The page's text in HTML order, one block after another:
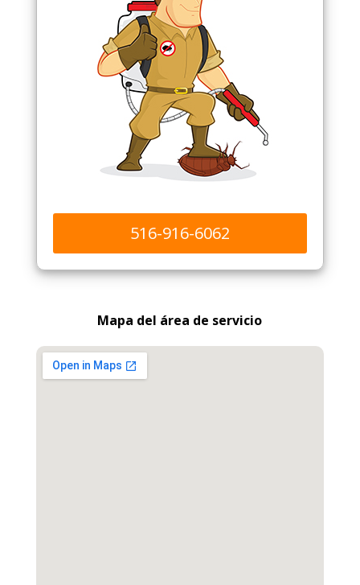
516-916-6062
Mapa del área de servicio